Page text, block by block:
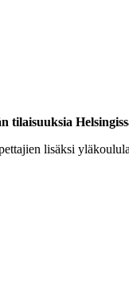
tilaisuuksia
lisäksi